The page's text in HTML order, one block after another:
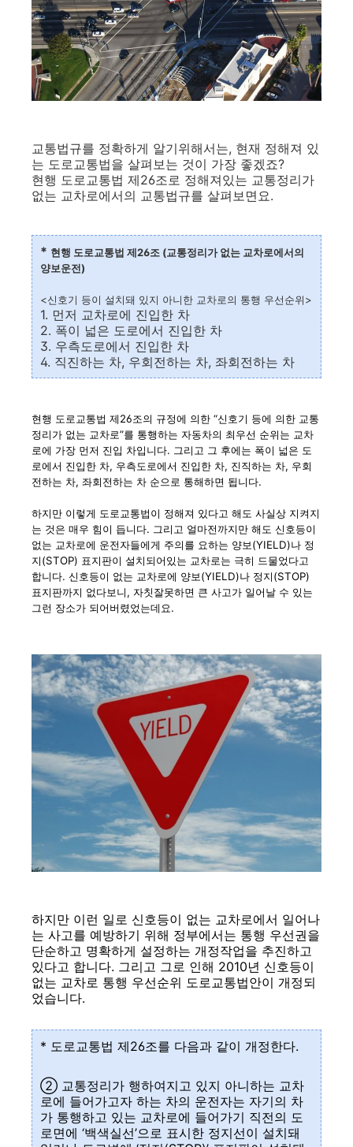
교통법규를 정확하게 알기위해서는, 현재 정해져 있
는 도로교통법을 살펴보는 것이 가장 좋겠죠?
현행 도로교통법 제26조로 정해져있는 교통정리가
없는 교차로에서의 교통법규를 살펴보면요.
* 현행 도로교통법 제26조 (교통정리가 없는 교차로에서의
양보운전)
<신호기 등이 설치돼 있지 아니한 교차로의 통행 우선순위>
1. 먼저 교차로에 진입한 차
2. 폭이 넓은 도로에서 진입한 차
3. 우측도로에서 진입한 차
4. 직진하는 차, 우회전하는 차, 좌회전하는 차
현행 도로교통법 제26조의 규정에 의한 “신호기 등에 의한 교통
정리가 없는 교차로”를 통행하는 자동차의 최우선 순위는 교차
로에 가장 먼저 진입 차입니다. 그리고 그 후에는 폭이 넓은 도
로에서 진입한 차, 우측도로에서 진입한 차, 진직하는 차, 우회
전하는 차, 좌회전하는 차 순으로 통해하면 됩니다.
하지만 이렇게 도로교통법이 정해져 있다고 해도 사실상 지켜지
는 것은 매우 힘이 듭니다. 그리고 얼마전까지만 해도 신호등이
없는 교차로에 운전자들에게 주의를 요하는 양보(YIELD)나 정
지(STOP) 표지판이 설치되어있는 교차로는 극히 드물었다고
합니다. 신호등이 없는 교차로에 양보(YIELD)나 정지(STOP)
표지판까지 없다보니, 자칫잘못하면 큰 사고가 일어날 수 있는
그런 장소가 되어버렸었는데요.
하지만 이런 일로 신호등이 없는 교차로에서 일어나
는 사고를 예방하기 위해 정부에서는 통행 우선권을
단순하고 명확하게 설정하는 개정작업을 추진하고
있다고 합니다. 그리고 그로 인해 2010년 신호등이
없는 교차로 통행 우선순위 도로교통법안이 개정되
었습니다.
* 도로교통법 제26조를 다음과 같이 개정한다.
② 교통정리가 행하여지고 있지 아니하는 교차
로에 들어가고자 하는 차의 운전자는 자기의 차
가 통행하고 있는 교차로에 들어가기 직전의 도
로면에 ‘백색실선’으로 표시한 정지선이 설치돼